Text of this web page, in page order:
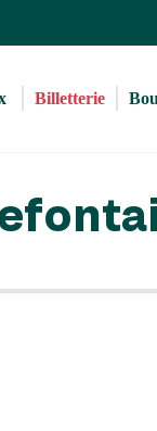
Billetterie